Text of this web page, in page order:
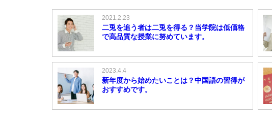
2021.2.23
二兎を追う者は二兎を得る？当学院は低価格
で高品質な授業に努めています。
2023.4.4
新年度から始めたいことは？中国語の習得が
おすすめです。